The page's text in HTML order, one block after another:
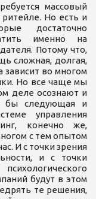
массовый
ритейле. Но есть и
достаточно
именно на
Потому что,
сложная, долгая,
зависит во многом
Но все чаще мы
деле осознают и
бы следующая и
управления
конечно же,
с тем опытом
И с точки зрения
и с точки
будут в этом
те решения,